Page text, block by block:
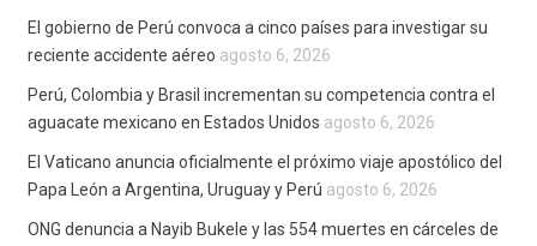
El gobierno de Perú convoca a cinco países para investigar su
reciente accidente aéreo agosto 6, 2026
Perú, Colombia y Brasil incrementan su competencia contra el
aguacate mexicano en Estados Unidos agosto 6, 2026
El Vaticano anuncia oficialmente el próximo viaje apostólico del
Papa León a Argentina, Uruguay y Perú agosto 6, 2026
ONG denuncia a Nayib Bukele y las 554 muertes en cárceles de